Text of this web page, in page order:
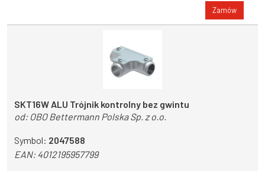
Zamów
SKT16W ALU Trójnik kontrolny bez gwintu
od: OBO Bettermann Polska Sp. z o.o.
Symbol: 2047588
EAN:4012195957799